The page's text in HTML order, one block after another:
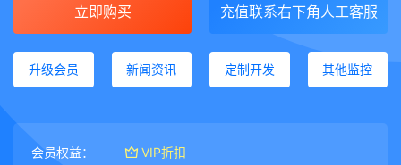
立即购买 充值联系右下角人工客服
升级会员 新闻资讯 定制开发 其他监控
会员权益： VIP折扣